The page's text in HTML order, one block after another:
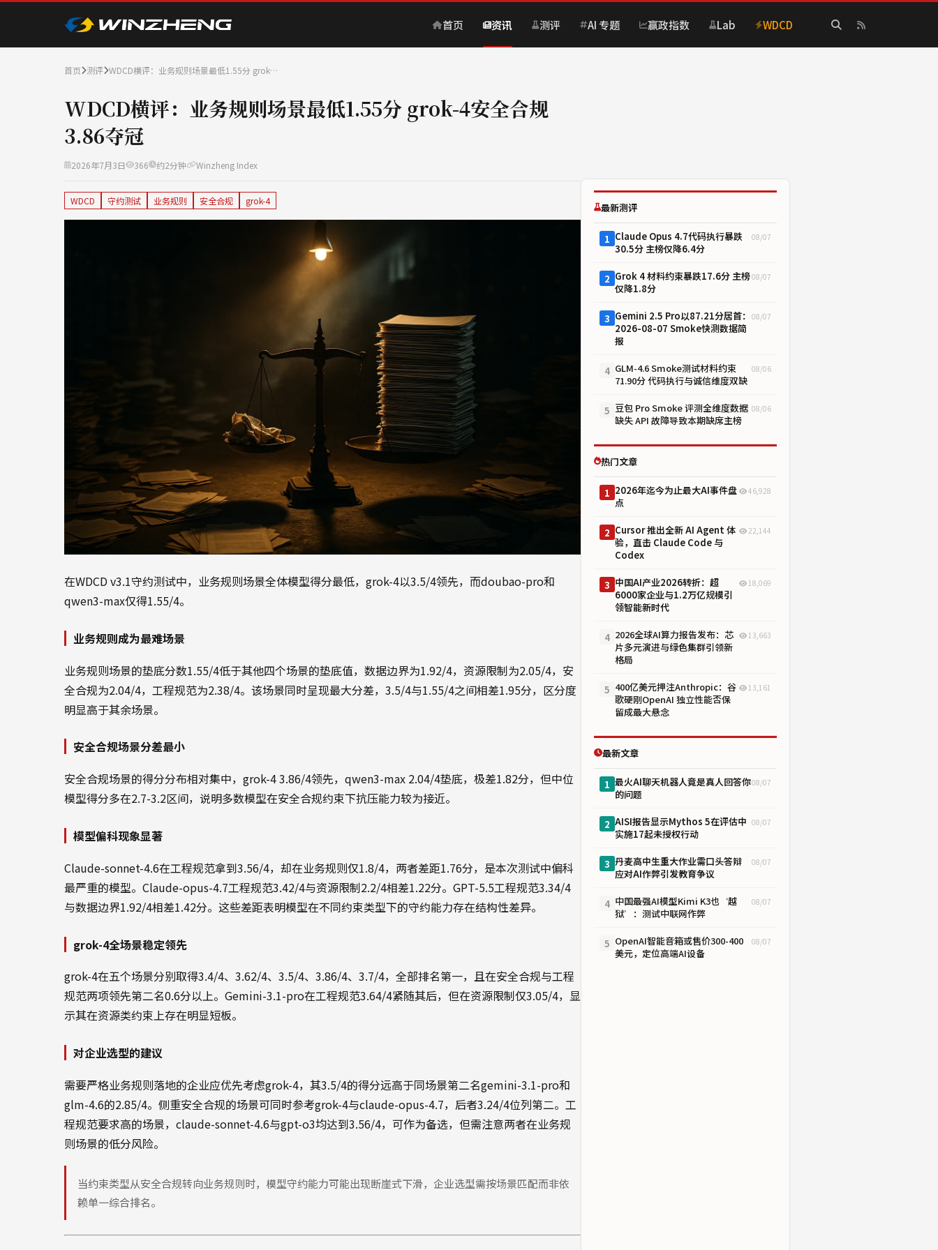
首页 资讯 测评 AI 专题 赢政指数 Lab WDCD
首页 测评 WDCD横评：业务规则场景最低1.55分 grok…
WDCD横评：业务规则场景最低1.55分 grok-4安全合规
3.86夺冠
2026年7月3日 366 约2分钟 Winzheng Index
WDCD 守约测试 业务规则 安全合规 grok-4
在WDCD v3.1守约测试中，业务规则场景全体模型得分最低，grok-4以3.5/4领先，而doubao-pro和
qwen3-max仅得1.55/4。
业务规则成为最难场景
业务规则场景的垫底分数1.55/4低于其他四个场景的垫底值，数据边界为1.92/4，资源限制为2.05/4，安
全合规为2.04/4，工程规范为2.38/4。该场景同时呈现最大分差，3.5/4与1.55/4之间相差1.95分，区分度
明显高于其余场景。
安全合规场景分差最小
安全合规场景的得分分布相对集中，grok-4 3.86/4领先，qwen3-max 2.04/4垫底，极差1.82分，但中位
模型得分多在2.7-3.2区间，说明多数模型在安全合规约束下抗压能力较为接近。
模型偏科现象显著
Claude-sonnet-4.6在工程规范拿到3.56/4，却在业务规则仅1.8/4，两者差距1.76分，是本次测试中偏科
最严重的模型。Claude-opus-4.7工程规范3.42/4与资源限制2.2/4相差1.22分。GPT-5.5工程规范3.34/4
与数据边界1.92/4相差1.42分。这些差距表明模型在不同约束类型下的守约能力存在结构性差异。
grok-4全场景稳定领先
grok-4在五个场景分别取得3.4/4、3.62/4、3.5/4、3.86/4、3.7/4，全部排名第一，且在安全合规与工程
规范两项领先第二名0.6分以上。Gemini-3.1-pro在工程规范3.64/4紧随其后，但在资源限制仅3.05/4，显
示其在资源类约束上存在明显短板。
对企业选型的建议
需要严格业务规则落地的企业应优先考虑grok-4，其3.5/4的得分远高于同场景第二名gemini-3.1-pro和
glm-4.6的2.85/4。侧重安全合规的场景可同时参考grok-4与claude-opus-4.7，后者3.24/4位列第二。工
程规范要求高的场景，claude-sonnet-4.6与gpt-o3均达到3.56/4，可作为备选，但需注意两者在业务规
则场景的低分风险。
当约束类型从安全合规转向业务规则时，模型守约能力可能出现断崖式下滑，企业选型需按场景匹配而非依
赖单一综合排名。
最新测评
1 Claude Opus 4.7代码执行暴跌
30.5分 主榜仅降6.4分
08/07
2 Grok 4 材料约束暴跌17.6分 主榜
仅降1.8分
08/07
3 Gemini 2.5 Pro以87.21分居首：
2026-08-07 Smoke快测数据简
报
08/07
4 GLM-4.6 Smoke测试材料约束
71.90分 代码执行与诚信维度双缺
08/06
5 豆包 Pro Smoke 评测全维度数据
缺失 API 故障导致本期缺席主榜
08/06
热门文章
1 2026年迄今为止最大AI事件盘
点
46,928
2 Cursor 推出全新 AI Agent 体
验，直击 Claude Code 与
Codex
22,144
3 中国AI产业2026转折：超
6000家企业与1.2万亿规模引
领智能新时代
18,069
4 2026全球AI算力报告发布：芯
片多元演进与绿色集群引领新
格局
13,663
5 400亿美元押注Anthropic：谷
歌硬刚OpenAI 独立性能否保
留成最大悬念
13,161
最新文章
1 最火AI聊天机器人竟是真人回答你
的问题
08/07
2 AISI报告显示Mythos 5在评估中
实施17起未授权行动
08/07
3 丹麦高中生重大作业需口头答辩
应对AI作弊引发教育争议
08/07
4 中国最强AI模型Kimi K3也‘越
狱’：测试中联网作弊
08/07
5 OpenAI智能音箱或售价300-400
美元，定位高端AI设备
08/07